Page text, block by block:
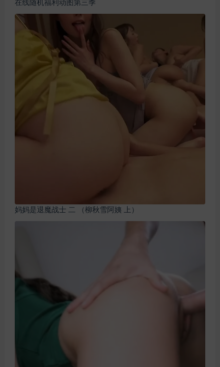
在线随机福利动图第三季
妈妈是退魔战士 二 （柳秋雪阿姨 上）